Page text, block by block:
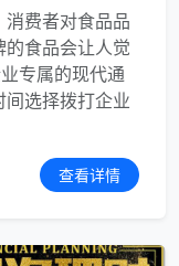
费者对食品品
食品会让人觉
专属的现代通
选择拨打企业
查看详情